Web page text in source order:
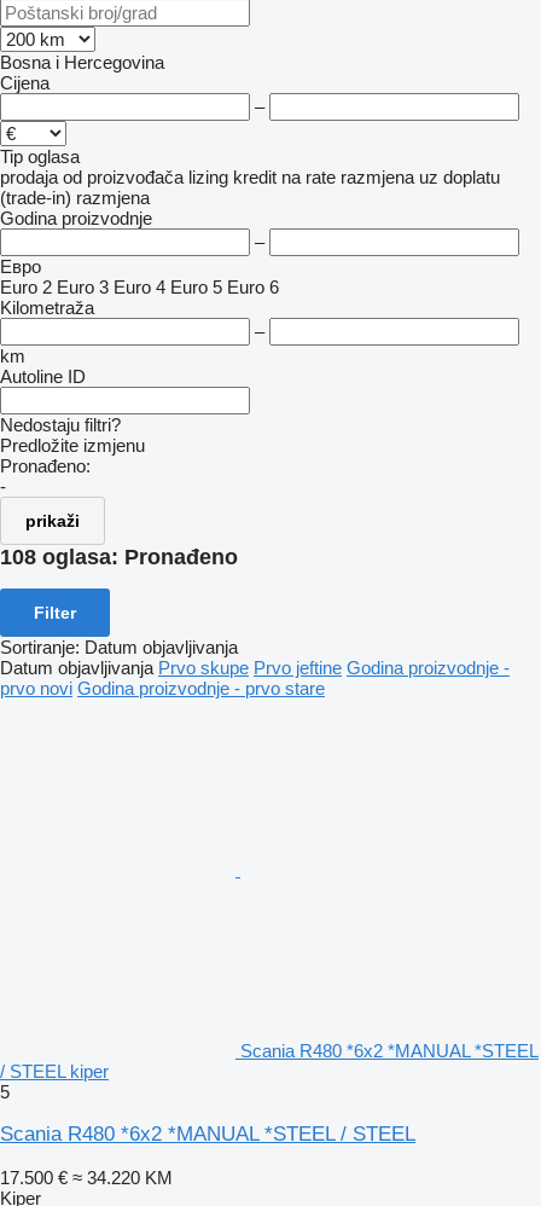
Bosna i Hercegovina
Cijena
–
Tip oglasa
prodaja od proizvođača lizing kredit na rate razmjena uz doplatu
(trade-in) razmjena
Godina proizvodnje
–
Евро
Euro 2 Euro 3 Euro 4 Euro 5 Euro 6
Kilometraža
–
km
Autoline ID
Nedostaju filtri?
Predložite izmjenu
Pronađeno:
-
prikaži
108 oglasa: Pronađeno
Filter
Sortiranje: Datum objavljivanja
Datum objavljivanja Prvo skupe Prvo jeftine Godina proizvodnje -
prvo novi Godina proizvodnje - prvo stare
Scania R480 *6x2 *MANUAL *STEEL
/ STEEL kiper
5
Scania R480 *6x2 *MANUAL *STEEL / STEEL
17.500 € ≈ 34.220 KM
Kiper